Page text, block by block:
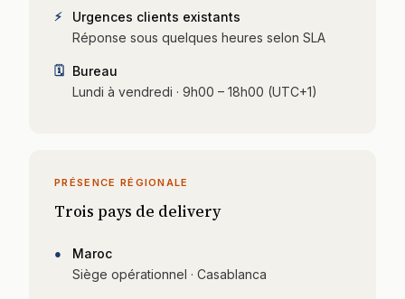
⚡
Urgences clients existants
Réponse sous quelques heures selon SLA
🗓 Bureau
Lundi à vendredi · 9h00 – 18h00 (UTC+1)
PRÉSENCE RÉGIONALE
Trois pays de delivery
●
Maroc
Siège opérationnel · Casablanca